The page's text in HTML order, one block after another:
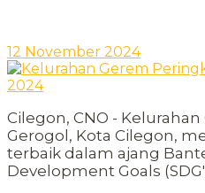
12 November 2024
Cilegon, CNO -
Gerogol, Kota Cilegon,
terbaik dalam ajang
Development Goals